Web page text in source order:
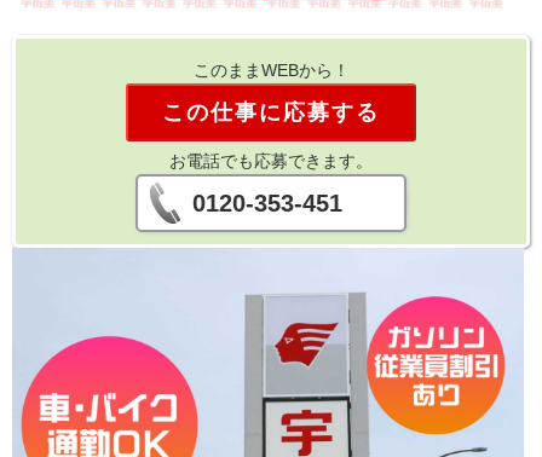
このままWEBから！
この仕事に応募する
お電話でも応募できます。
0120-353-451